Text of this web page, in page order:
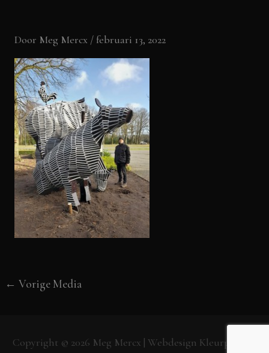
Door Meg Mercx / februari 13, 2022
← Vorige Media
Copyright © 2026 Meg Mercx | Webdesign Kleurpunt.nl